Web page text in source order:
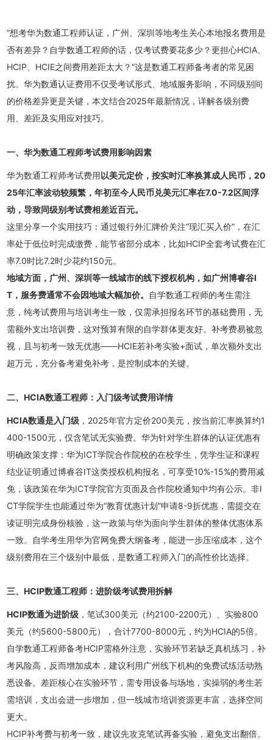
“想考华为数通工程师认证，广州、深圳等地考生关心本地报名费用是
否有差异？自学数通工程师的话，仅考试费要花多少？更担心HCIA、
HCIP、HCIE之间费用差距太大？”这是数通工程师备考者的常见困
扰。华为数通认证费用不仅受考试形式、地域服务影响，不同级别间
的价格差异更是关键，本文结合2025年最新情况，详解各级别费
用、差距及实用应对技巧。
一、华为数通工程师考试费用影响因素
华为数通工程师考试费用以美元定价，按实时汇率换算成人民币，20
25年汇率波动较频繁，年初至今人民币兑美元汇率在7.0-7.2区间浮
动，导致同级别考试费相差近百元。
这里分享一个实用技巧：通过银行外汇牌价关注“现汇买入价”，在汇
率处于低位时完成缴费，能节省部分成本，比如HCIP全套考试费在汇
率7.0时比7.2时少花约150元。
地域方面，广州、深圳等一线城市的线下授权机构，如广州博睿谷I
T，服务费通常不会因地域大幅加价。
自学数通工程师的考生需注
意，纯考试费用与培训考生一致，仅需承担报名环节的基础费用，无
需额外支出培训费，这对预算有限的自学群体更友好。补考费易被忽
视，且与初考一致无优惠——HCIE若补考实验+面试，单次额外支出
超万元，充分备考避免补考，是控制成本的关键。
二、HCIA数通工程师：入门级考试费用详情
HCIA数通是入门级 ，2025年官方定价200美元，按当前汇率换算约1
400-1500元，仅含笔试无实验费。华为针对学生群体的认证优惠有
明确政策支撑：华为ICT学院合作院校的在校学生，凭学生证和课程
结业证明通过博睿谷IT这类授权机构报名，可享受10%-15%的费用减
免，该政策在华为ICT学院官方页面及合作院校通知中均有公示。非I
CT学院学生也能通过华为“教育优惠计划”申请8-9折优惠，需提交在
读证明完成身份核验，这一政策与华为面向学生群体的整体优惠体系
一致。自学考生用华为官网免费大纲备考，能进一步压缩成本，这个
级别费用在三个级别中最低，是数通工程师入门的高性价比选择。
三、HCIP数通工程师：进阶级考试费用拆解
HCIP数通为进阶级 ，笔试300美元（约2100-2200元）、实验800
美元（约5600-5800元），合计7700-8000元，约为HCIA的5倍。
自学数通工程师备考HCIP需格外注意，实验环节若缺乏真机练习，补
考风险高，反而增加成本，建议利用广州线下机构的免费试练活动熟
悉设备。差距核心在实验环节，需专用设备与场地，实操弱的考生若
需培训，支出会进一步增加，但一线城市培训资源更丰富，选择空间
更大。
HCIP补考费与初考一致，建议先攻克笔试再备实验，避免支出翻倍。